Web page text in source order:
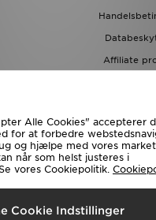
Affiliate
Forsendelse Til
Alle Cookies" accepterer
for at forbedre
og hjælpe med vores
når som helst justeres i
vores Cookiepolitik.
Cookie Indstillinger